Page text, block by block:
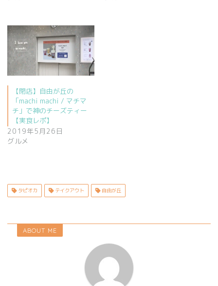
【閉店】自由が丘の
「machi machi / マチマ
チ」で神のチーズティー
【実食レポ】
2019年5月26日
グルメ
タピオカ テイクアウト 自由が丘
ABOUT ME